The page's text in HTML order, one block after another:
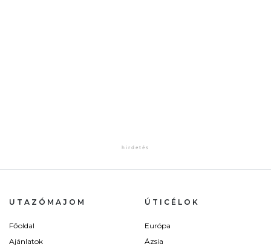
UTAZÓMAJOM
Főoldal
Ajánlatok
ÚTICÉLOK
Európa
Ázsia